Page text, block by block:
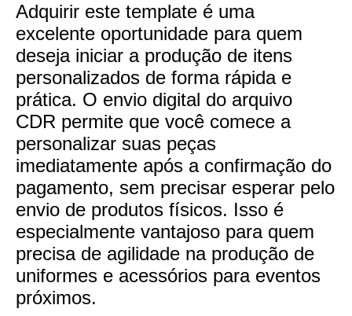
Adquirir este template é uma
excelente oportunidade para quem
deseja iniciar a produção de itens
personalizados de forma rápida e
prática. O envio digital do arquivo
CDR permite que você comece a
personalizar suas peças
imediatamente após a confirmação do
pagamento, sem precisar esperar pelo
envio de produtos físicos. Isso é
especialmente vantajoso para quem
precisa de agilidade na produção de
uniformes e acessórios para eventos
próximos.